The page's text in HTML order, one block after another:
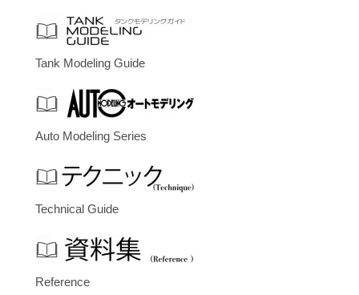
Tank Modeling Guide
Auto Modeling Series
Technical Guide
Reference